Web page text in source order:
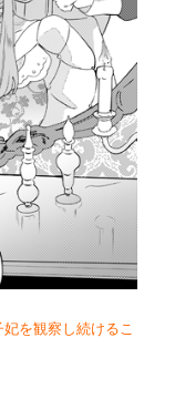
を観察し続けるこ